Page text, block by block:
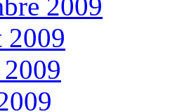
2009
2009